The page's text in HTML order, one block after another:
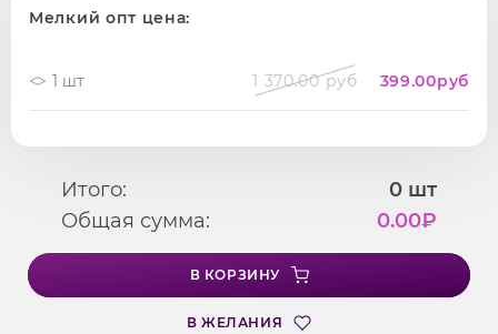
Мелкий опт цена:
1 шт 1 370.00 руб 399.00руб
Итого: 0 шт
Общая сумма:
0.00₽
В КОРЗИНУ
В ЖЕЛАНИЯ